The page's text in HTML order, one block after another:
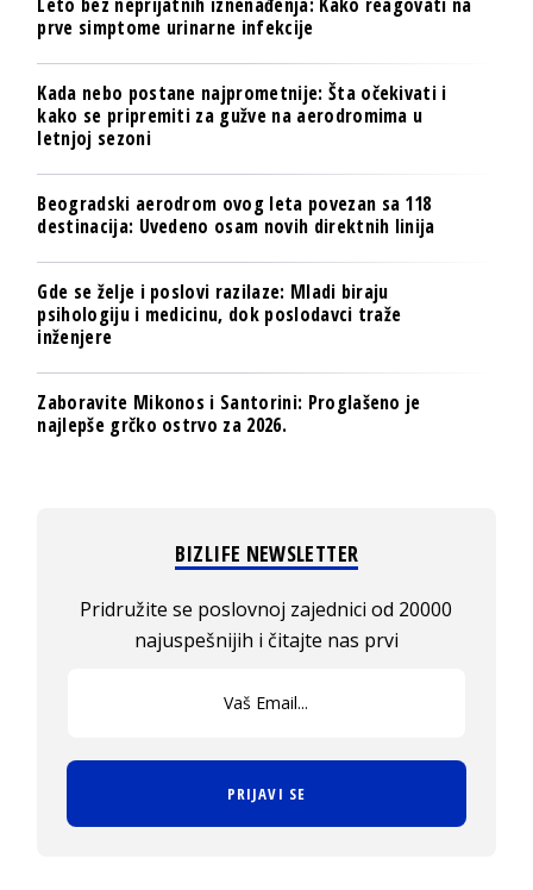
prve simptome urinarne infekcije
Kada nebo postane najprometnije: Šta očekivati i
kako se pripremiti za gužve na aerodromima u
letnjoj sezoni
Beogradski aerodrom ovog leta povezan sa 118
destinacija: Uvedeno osam novih direktnih linija
Gde se želje i poslovi razilaze: Mladi biraju
psihologiju i medicinu, dok poslodavci traže
inženjere
Zaboravite Mikonos i Santorini: Proglašeno je
najlepše grčko ostrvo za 2026.
BIZLIFE NEWSLETTER
Pridružite se poslovnoj zajednici od 20000
najuspešnijih i čitajte nas prvi
PRIJAVI SE